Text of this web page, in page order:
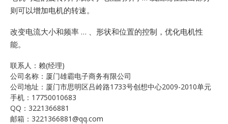
则可以增加电机的转速。
改变电流大小和频率 … 、形状和位置的控制，优化电机性
能。
联系人：赖(经理)
公司名称：厦门雄霸电子商务有限公司
公司地址：厦门市思明区吕岭路1733号创想中心2009-2010单元
手机：17750010683
QQ：3221366881
邮箱：3221366881@qq.com